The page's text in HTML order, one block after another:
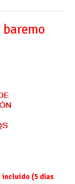
baremo
incluido (5 días